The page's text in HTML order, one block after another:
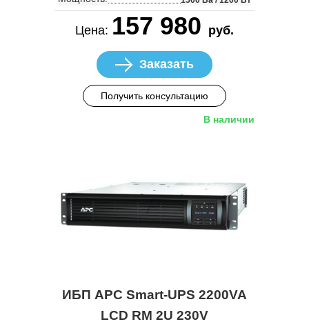
Цена: 157 980 руб.
Заказать
Получить консультацию
В наличии
ИБП APC Smart-UPS 2200VA
LCD RM 2U 230V